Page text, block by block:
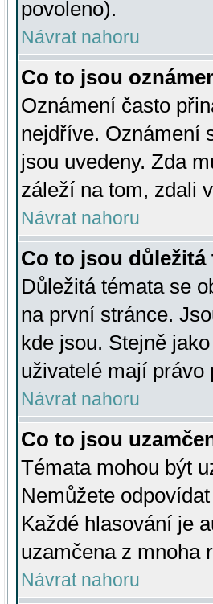
povoleno).
Návrat nahoru
Co to jsou
Oznámení často
nejdříve. Oznámení
jsou uvedeny. Zda
záleží na tom, zdali
Návrat nahoru
Co to jsou důležitá
Důležitá témata se
na první stránce.
kde jsou. Stejně
uživatelé mají právo
Návrat nahoru
Co to jsou
Témata mohou být
Nemůžete
Každé hlasování je
uzamčena z mnoha
Návrat nahoru